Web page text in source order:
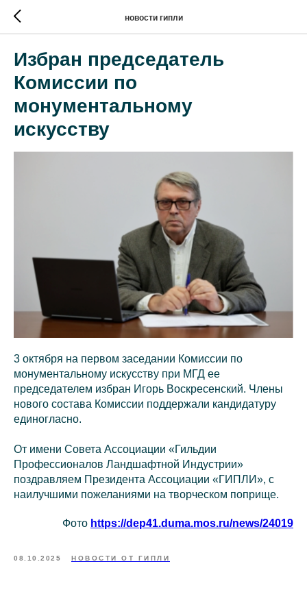
новости гипли
Избран председатель
Комиссии по
монументальному
искусству
3 октября на первом заседании Комиссии по
монументальному искусству при МГД ее
председателем избран Игорь Воскресенский. Члены
нового состава Комиссии поддержали кандидатуру
единогласно.
От имени Совета Ассоциации «Гильдии
Профессионалов Ландшафтной Индустрии»
поздравляем Президента Ассоциации «ГИПЛИ», с
наилучшими пожеланиями на творческом поприще.
Фото https://dep41.duma.mos.ru/news/24019
08.10.2025 НОВОСТИ ОТ ГИПЛИ